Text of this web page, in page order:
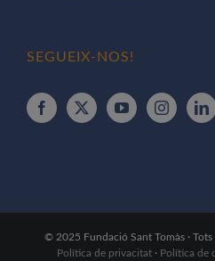
SEGUEIX-NOS!
© 2025 Fundació Sant Tomàs · Tots
Política de privacitat· Política de